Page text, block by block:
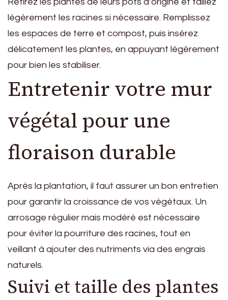
légèrement les racines si nécessaire. Remplissez
les espaces de terre et compost, puis insérez
délicatement les plantes, en appuyant légèrement
pour bien les stabiliser.
Entretenir votre mur
végétal pour une
floraison durable
Après la plantation, il faut assurer un bon entretien
pour garantir la croissance de vos végétaux. Un
arrosage régulier mais modéré est nécessaire
pour éviter la pourriture des racines, tout en
veillant à ajouter des nutriments via des engrais
naturels.
Suivi et taille des plantes